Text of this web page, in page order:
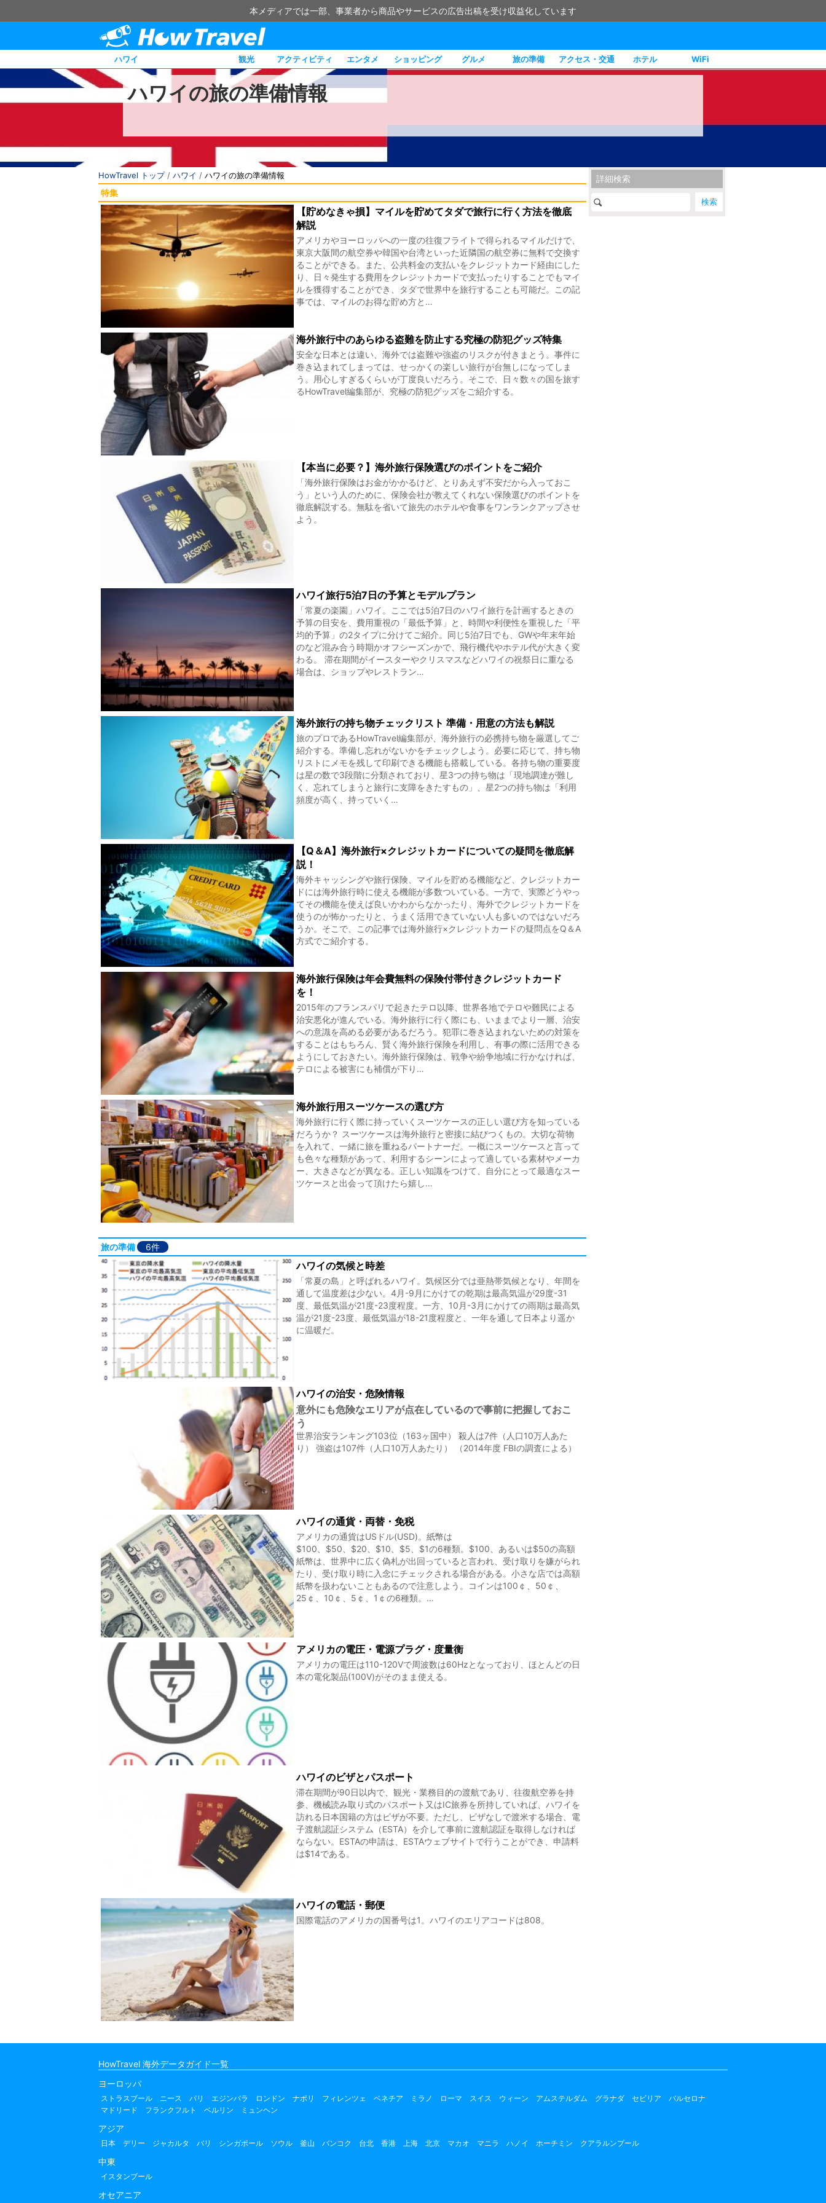
本メディアでは一部、事業者から商品やサービスの広告出稿を受け収益化しています
ハワイ 観光 アクティビティ エンタメ ショッピング グルメ 旅の準備 アクセス・交通 ホテル WiFi
ハワイの旅の準備情報
詳細検索
HowTravel トップ/ ハワイ / ハワイの旅の準備情報
特集
【貯めなきゃ損】マイルを貯めてタダで旅行に行く方法を徹底
解説
アメリカやヨーロッパへの一度の往復フライトで得られるマイルだけで、
東京大阪間の航空券や韓国や台湾といった近隣国の航空券に無料で交換す
ることができる。また、公共料金の支払いをクレジットカード経由にした
り、日々発生する費用をクレジットカードで支払ったりすることでもマイ
ルを獲得することができ、タダで世界中を旅行することも可能だ。この記
事では、マイルのお得な貯め方と…
海外旅行中のあらゆる盗難を防止する究極の防犯グッズ特集
安全な日本とは違い、海外では盗難や強盗のリスクが付きまとう。事件に
巻き込まれてしまっては、せっかくの楽しい旅行が台無しになってしま
う。用心しすぎるくらいが丁度良いだろう。そこで、日々数々の国を旅す
るHowTravel編集部が、究極の防犯グッズをご紹介する。
【本当に必要？】海外旅行保険選びのポイントをご紹介
「海外旅行保険はお金がかかるけど、とりあえず不安だから入っておこ
う」という人のために、保険会社が教えてくれない保険選びのポイントを
徹底解説する。無駄を省いて旅先のホテルや食事をワンランクアップさせ
よう。
ハワイ旅行5泊7日の予算とモデルプラン
「常夏の楽園」ハワイ。ここでは5泊7日のハワイ旅行を計画するときの
予算の目安を、費用重視の「最低予算」と、時間や利便性を重視した「平
均的予算」の2タイプに分けてご紹介。同じ5泊7日でも、GWや年末年始
のなど混み合う時期かオフシーズンかで、飛行機代やホテル代が大きく変
わる。 滞在期間がイースターやクリスマスなどハワイの祝祭日に重なる
場合は、ショップやレストラン…
海外旅行の持ち物チェックリスト 準備・用意の方法も解説
旅のプロであるHowTravel編集部が、海外旅行の必携持ち物を厳選してご
紹介する。準備し忘れがないかをチェックしよう。必要に応じて、持ち物
リストにメモを残して印刷できる機能も搭載している。各持ち物の重要度
は星の数で3段階に分類されており、星3つの持ち物は「現地調達が難し
く、忘れてしまうと旅行に支障をきたすもの」、星2つの持ち物は「利用
頻度が高く、持っていく…
【Q＆A】海外旅行×クレジットカードについての疑問を徹底解
説！
海外キャッシングや旅行保険、マイルを貯める機能など、クレジットカー
ドには海外旅行時に使える機能が多数ついている。一方で、実際どうやっ
てその機能を使えば良いかわからなかったり、海外でクレジットカードを
使うのが怖かったりと、うまく活用できていない人も多いのではないだろ
うか。そこで、この記事では海外旅行×クレジットカードの疑問点をQ＆A
方式でご紹介する。
海外旅行保険は年会費無料の保険付帯付きクレジットカード
を！
2015年のフランスパリで起きたテロ以降、世界各地でテロや難民による
治安悪化が進んでいる。海外旅行に行く際にも、いままでより一層、治安
への意識を高める必要があるだろう。犯罪に巻き込まれないための対策を
することはもちろん、賢く海外旅行保険を利用し、有事の際に活用できる
ようにしておきたい。海外旅行保険は、戦争や紛争地域に行かなければ、
テロによる被害にも補償が下り…
海外旅行用スーツケースの選び方
海外旅行に行く際に持っていくスーツケースの正しい選び方を知っている
だろうか？ スーツケースは海外旅行と密接に結びつくもの。大切な荷物
を入れて、一緒に旅を重ねるパートナーだ。一概にスーツケースと言って
も色々な種類があって、利用するシーンによって適している素材やメーカ
ー、大きさなどが異なる。正しい知識をつけて、自分にとって最適なスー
ツケースと出会って頂けたら嬉し…
旅の準備 6件
ハワイの気候と時差
「常夏の島」と呼ばれるハワイ。気候区分では亜熱帯気候となり、年間を
通して温度差は少ない。4月-9月にかけての乾期は最高気温が29度-31
度、最低気温が21度-23度程度。一方、10月-3月にかけての雨期は最高気
温が21度-23度、最低気温が18-21度程度と、一年を通して日本より遥か
に温暖だ。
ハワイの治安・危険情報
意外にも危険なエリアが点在しているので事前に把握しておこ
う
世界治安ランキング103位（163ヶ国中） 殺人は7件（人口10万人あた
り） 強盗は107件（人口10万人あたり） （2014年度 FBIの調査による）
ハワイの通貨・両替・免税
アメリカの通貨はUSドル(USD)。紙幣は
$100、$50、$20、$10、$5、$1の6種類。$100、あるいは$50の高額
紙幣は、世界中に広く偽札が出回っていると言われ、受け取りを嫌がられ
たり、受け取り時に入念にチェックされる場合がある。小さな店では高額
紙幣を扱わないこともあるので注意しよう。コインは100￠、50￠、
25￠、10￠、5￠、1￠の6種類。…
アメリカの電圧・電源プラグ・度量衡
アメリカの電圧は110-120Vで周波数は60Hzとなっており、ほとんどの日
本の電化製品(100V)がそのまま使える。
ハワイのビザとパスポート
滞在期間が90日以内で、観光・業務目的の渡航であり、往復航空券を持
参、機械読み取り式のパスポート又はIC旅券を所持していれば、ハワイを
訪れる日本国籍の方はビザが不要。ただし、ビザなしで渡米する場合、電
子渡航認証システム（ESTA）を介して事前に渡航認証を取得しなければ
ならない。ESTAの申請は、ESTAウェブサイトで行うことができ、申請料
は$14である。
ハワイの電話・郵便
国際電話のアメリカの国番号は1。ハワイのエリアコードは808。
HowTravel 海外データガイド一覧
ヨーロッパ
ストラスブール ニース パリ エジンバラ ロンドン ナポリ フィレンツェ ベネチア ミラノ ローマ スイス ウィーン アムステルダム グラナダ セビリア
バルセロナ
マドリード
フランクフルト ベルリン ミュンヘン
アジア
日本 デリー ジャカルタ バリ シンガポール ソウル 釜山 バンコク 台北 香港 上海 北京 マカオ マニラ ハノイ ホーチミン クアラルンプール
中東
イスタンブール
オセアニア